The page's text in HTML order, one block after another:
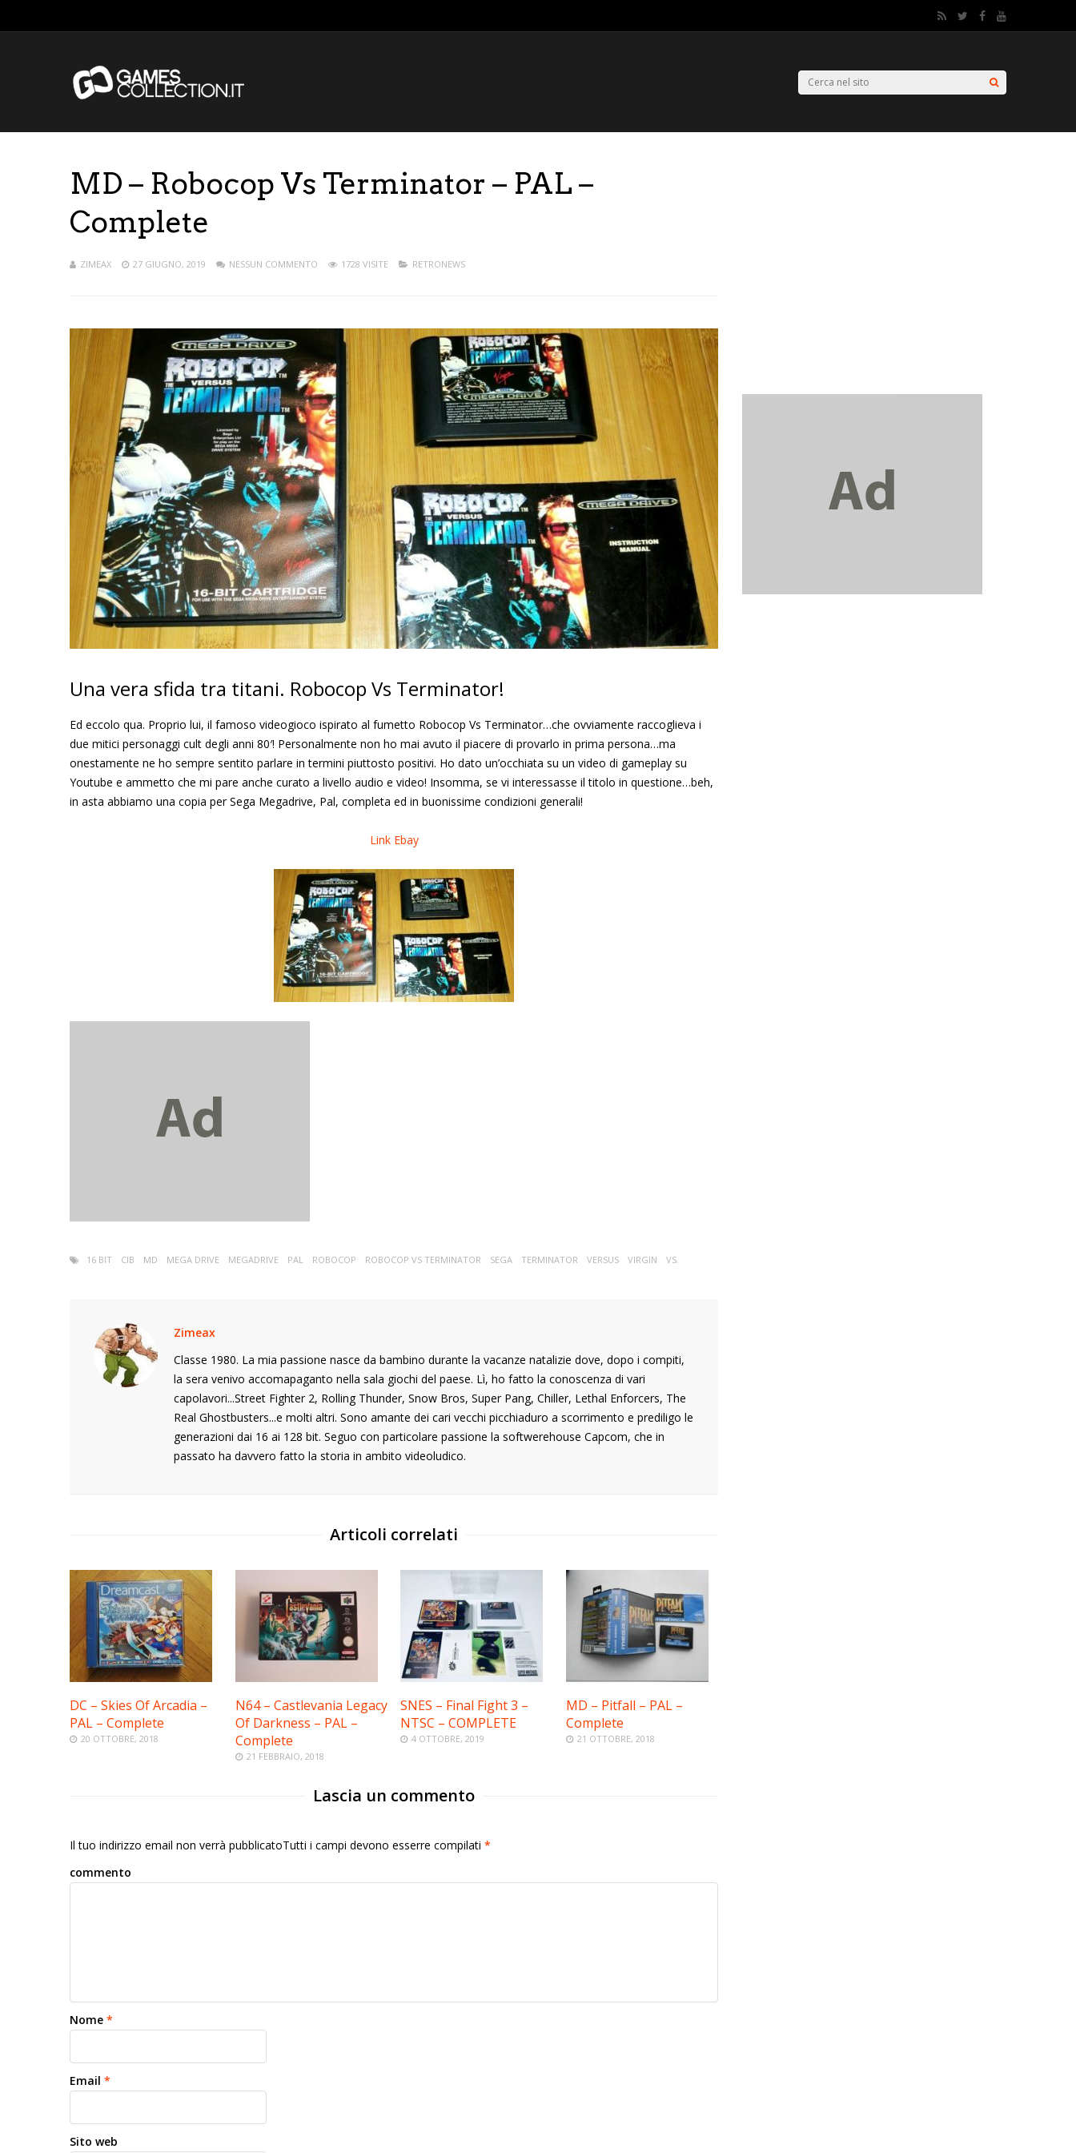
MD – Robocop Vs Terminator – PAL –
Complete
ZIMEAX 27 GIUGNO, 2019 NESSUN COMMENTO 1728 VISITE RETRONEWS
Una vera sfida tra titani. Robocop Vs Terminator!
Ed eccolo qua. Proprio lui, il famoso videogioco ispirato al fumetto Robocop Vs Terminator…che ovviamente raccoglieva i
due mitici personaggi cult degli anni 80′! Personalmente non ho mai avuto il piacere di provarlo in prima persona…ma
onestamente ne ho sempre sentito parlare in termini piuttosto positivi. Ho dato un’occhiata su un video di gameplay su
Youtube e ammetto che mi pare anche curato a livello audio e video! Insomma, se vi interessasse il titolo in questione…beh,
in asta abbiamo una copia per Sega Megadrive, Pal, completa ed in buonissime condizioni generali!
Link Ebay
16 BIT CIB MD MEGA DRIVE MEGADRIVE PAL ROBOCOP ROBOCOP VS TERMINATOR SEGA TERMINATOR VERSUS VIRGIN VS.
Zimeax
Classe 1980. La mia passione nasce da bambino durante la vacanze natalizie dove, dopo i compiti,
la sera venivo accomapaganto nella sala giochi del paese. Lì, ho fatto la conoscenza di vari
capolavori...Street Fighter 2, Rolling Thunder, Snow Bros, Super Pang, Chiller, Lethal Enforcers, The
Real Ghostbusters...e molti altri. Sono amante dei cari vecchi picchiaduro a scorrimento e prediligo le
generazioni dai 16 ai 128 bit. Seguo con particolare passione la softwerehouse Capcom, che in
passato ha davvero fatto la storia in ambito videoludico.
Articoli correlati
DC – Skies Of Arcadia –
PAL – Complete
20 OTTOBRE, 2018
N64 – Castlevania Legacy
Of Darkness – PAL –
Complete
21 FEBBRAIO, 2018
SNES – Final Fight 3 –
NTSC – COMPLETE
4 OTTOBRE, 2019
MD – Pitfall – PAL –
Complete
21 OTTOBRE, 2018
Lascia un commento
Il tuo indirizzo email non verrà pubblicatoTutti i campi devono esserre compilati *
commento
Nome *
Email *
Sito web